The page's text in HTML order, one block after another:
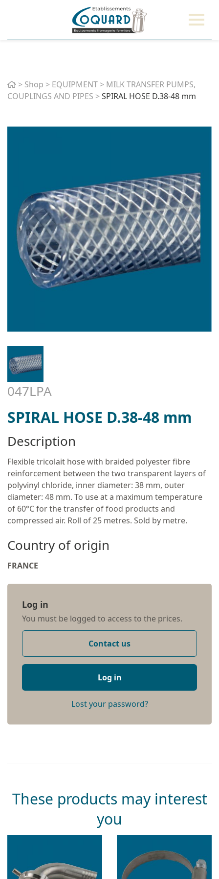
Home
> Shop > EQUIPMENT > MILK TRANSFER PUMPS,
COUPLINGS AND PIPES >SPIRAL HOSE D.38-48 mm
047LPA
SPIRAL HOSE D.38-48 mm
Description
Flexible tricolait hose with braided polyester fibre
reinforcement between the two transparent layers of
polyvinyl chloride, inner diameter: 38 mm, outer
diameter: 48 mm. To use at a maximum temperature
of 60°C for the transfer of food products and
compressed air. Roll of 25 metres. Sold by metre.
Country of origin
FRANCE
Log in
You must be logged to access to the prices.
Contact us
Log in
Lost your password?
These products may interest
you